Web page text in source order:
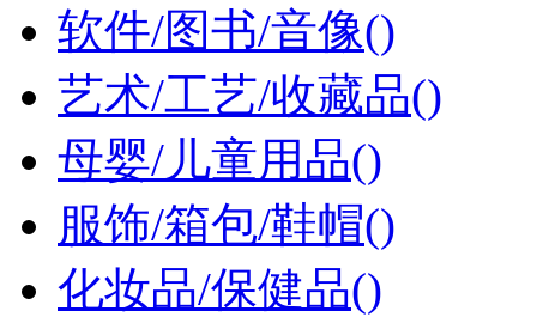
软件/图书/音像()
艺术/工艺/收藏品()
母婴/儿童用品()
服饰/箱包/鞋帽()
化妆品/保健品()